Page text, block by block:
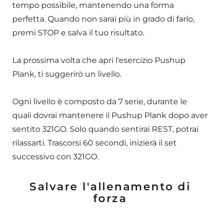
tempo possibile, mantenendo una forma
perfetta. Quando non sarai più in grado di farlo,
premi STOP e salva il tuo risultato.
La prossima volta che apri l'esercizio Pushup
Plank, ti suggerirò un livello.
Ogni livello è composto da 7 serie, durante le
quali dovrai mantenere il Pushup Plank dopo aver
sentito 321GO. Solo quando sentirai REST, potrai
rilassarti. Trascorsi 60 secondi, inizierà il set
successivo con 321GO.
Salvare l'allenamento di
forza